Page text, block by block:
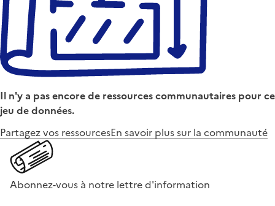
Il n'y a pas encore de ressources communautaires pour ce
jeu de données.
Partagez vos ressourcesEn savoir plus sur la communauté
Abonnez-vous à notre lettre d'information